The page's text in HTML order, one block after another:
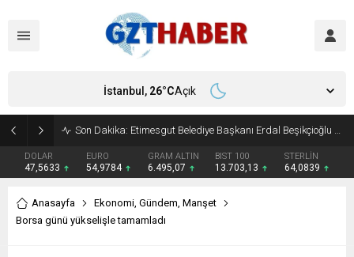
Son Dakika: Etimesgut Belediye Başkanı Erdal Beşikçioğlu görevden uzaklaştırıldı
DOLAR
47,5633
EURO
54,9784
GRAM ALTIN
6.495,07
BIST 100
13.703,13
STERLİN
64,0839
İstanbul, 26°CAçık
Anasayfa Ekonomi, Gündem, Manşet
Borsa günü yükselişle tamamladı